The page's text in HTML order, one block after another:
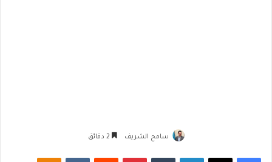
سامح الشريف
فيسبوك لينكدإن بينتيريست